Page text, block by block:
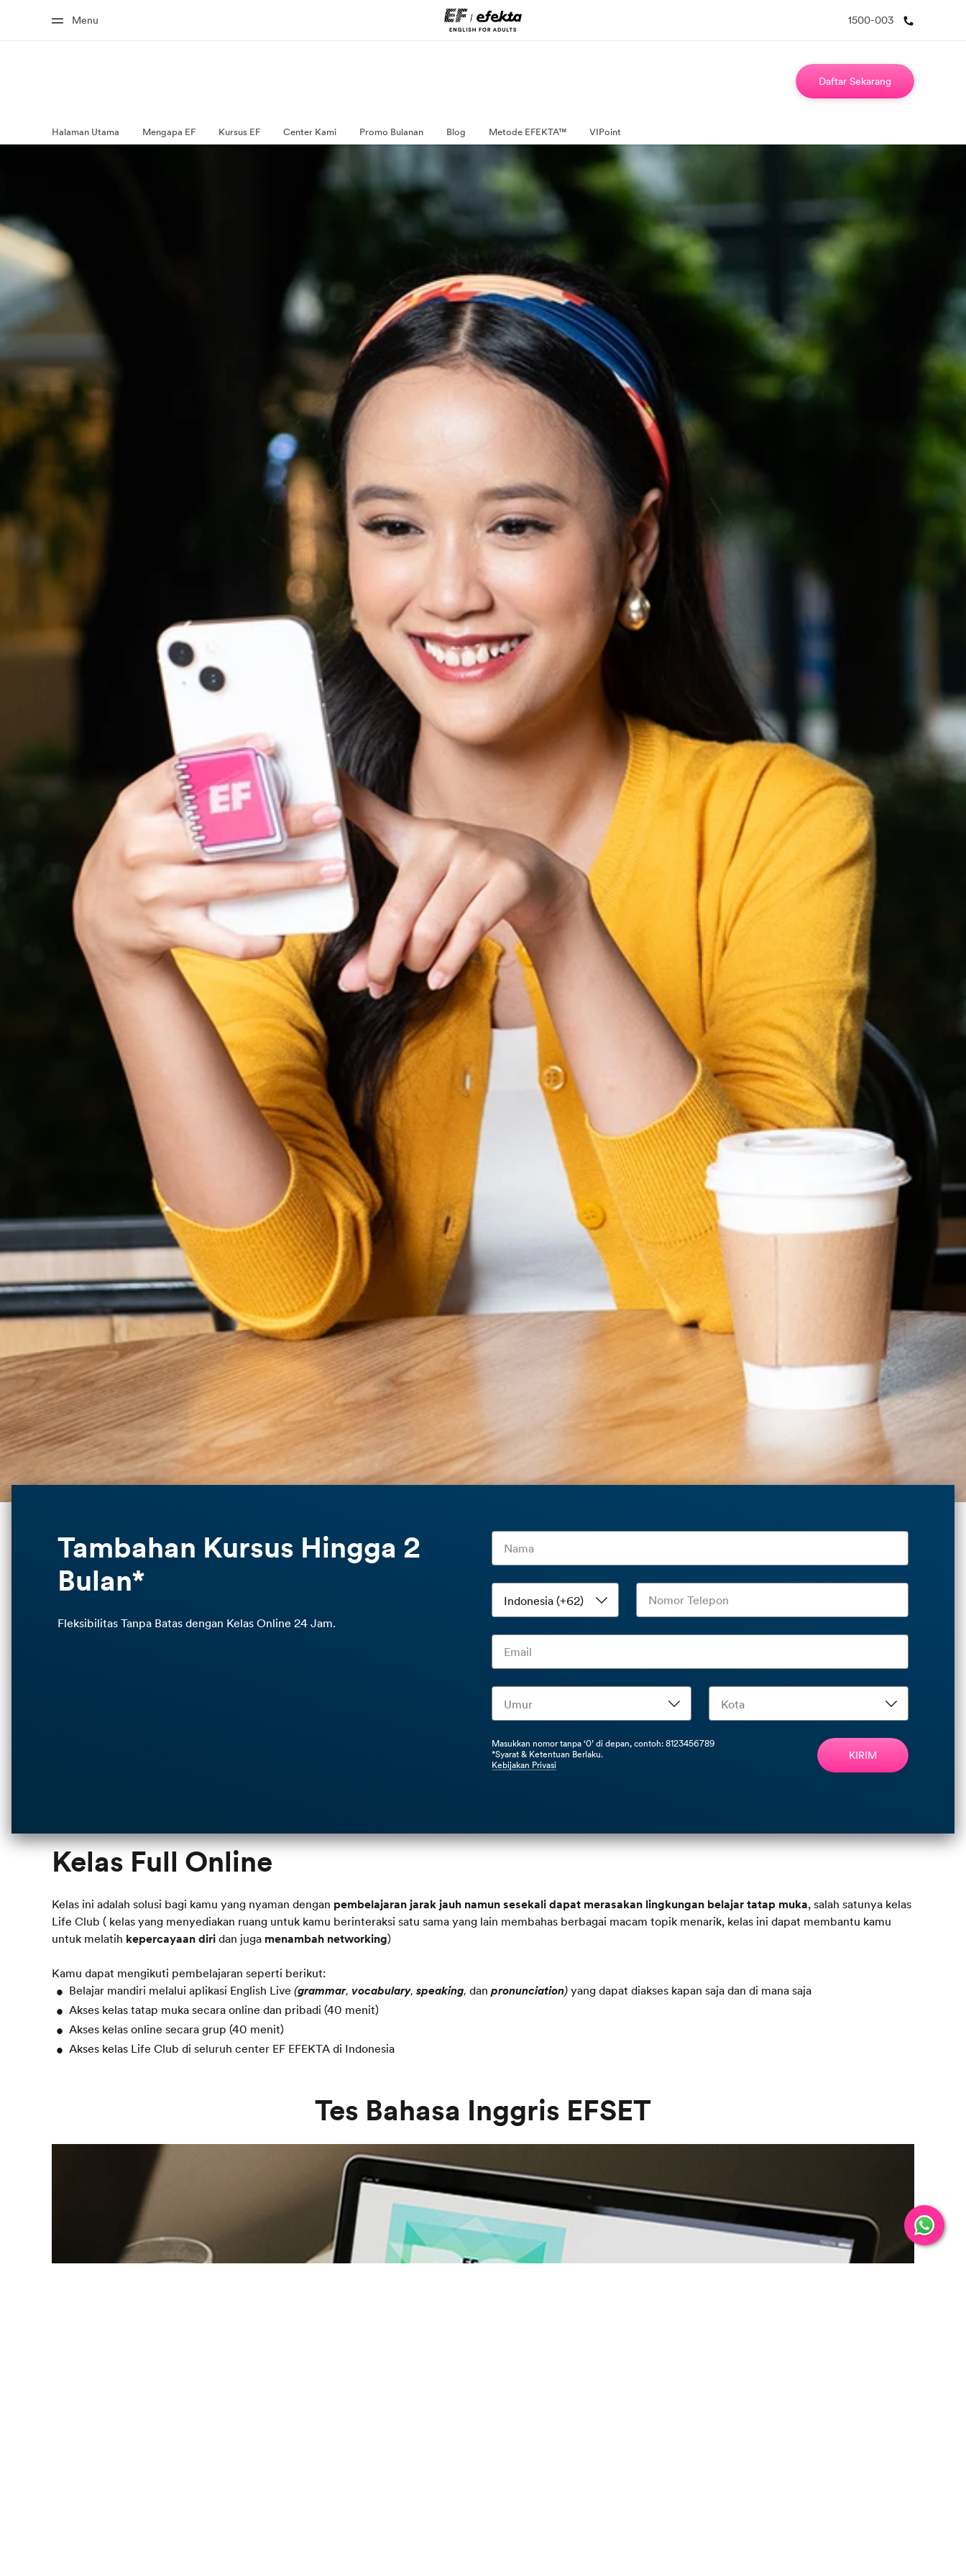
Menu 1500-003
Daftar Sekarang
Halaman Utama Mengapa EF Kursus EF Center Kami Promo Bulanan Blog Metode EFEKTA™ VIPoint
Tambahan Kursus Hingga 2
Bulan*
Fleksibilitas Tanpa Batas dengan Kelas Online 24 Jam.
Masukkan nomor tanpa ‘0’ di depan, contoh: 8123456789
*Syarat & Ketentuan Berlaku.
Kebijakan Privasi
KIRIM
Kelas ini adalah solusi bagi kamu yang nyaman dengan pembelajaran jarak jauh namun sesekali dapat merasakan lingkungan belajar tatap muka, salah satunya kelas
Life Club ( kelas yang menyediakan ruang untuk kamu berinteraksi satu sama yang lain membahas berbagai macam topik menarik, kelas ini dapat membantu kamu
untuk melatih kepercayaan diridan juga menambah networking)
Kamu dapat mengikuti pembelajaran seperti berikut:
Belajar mandiri melalui aplikasi English Live (grammar, vocabulary, speaking, dan pronunciation) yang dapat diakses kapan saja dan di mana saja
Akses kelas tatap muka secara online dan pribadi (40 menit)
Akses kelas online secara grup (40 menit)
Akses kelas Life Club di seluruh center EF EFEKTA di Indonesia
Tes Bahasa Inggris EFSET